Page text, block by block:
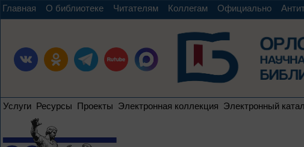
Главная О библиотеке Читателям Коллегам Официально
Услуги Ресурсы Проекты Электронная коллекция Электронный